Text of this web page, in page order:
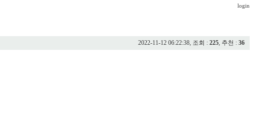
login
2022-11-12 06:22:38, 조회 : 225, 추천 : 36